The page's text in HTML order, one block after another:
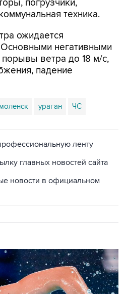
погрузчики,
техника.
ожидается
Основными негативными
ветра до 18 м/с,
падение
ураган ЧС
ленту
главных новостей сайта
новости в официальном